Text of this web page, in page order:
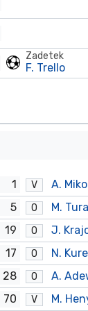
Zadetek
F. Trello
1 V
A.
5
O M.
19 O J.
17 O N.
28 O
A.
70
V M.